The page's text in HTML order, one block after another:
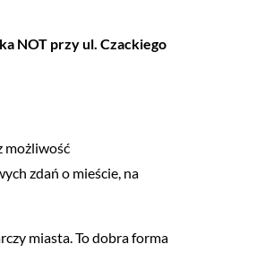
NOT przy ul. Czackiego
możliwość
zdań o mieście, na
miasta. To dobra forma